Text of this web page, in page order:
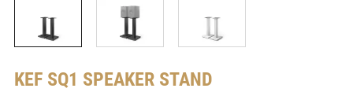
KEF SQ1 SPEAKER STAND